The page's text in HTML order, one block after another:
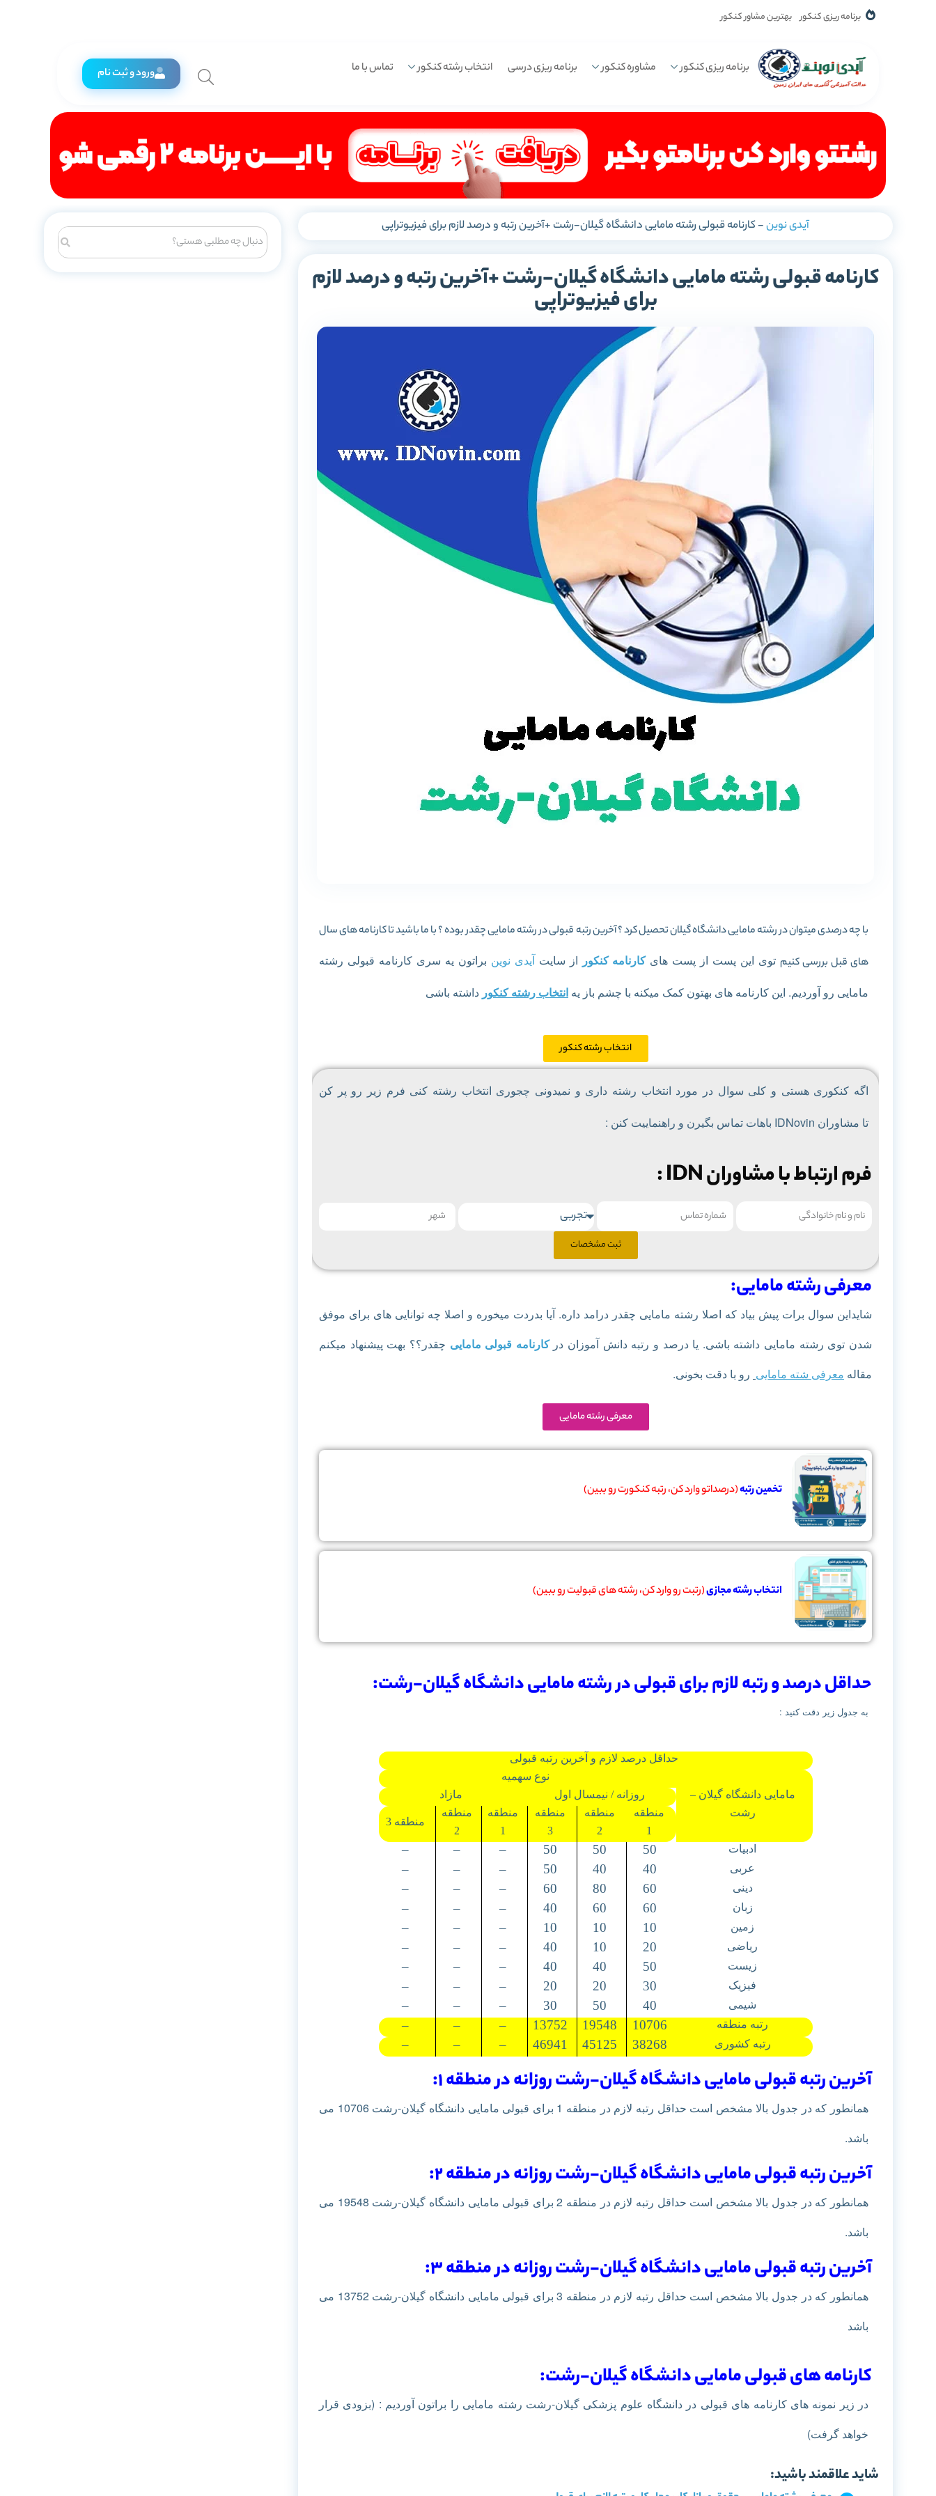
برنامه ریزی کنکور بهترین مشاور کنکور
برنامه ریزی کنکور مشاوره کنکور برنامه ریزی درسی انتخاب رشته کنکور تماس با ما ورود و ثبت نام
آیدی نوین-کارنامه قبولی رشته مامایی دانشگاه گیلان-رشت +آخرین رتبه و درصد لازم برای فیزیوتراپی
کارنامه قبولی رشته مامایی دانشگاه گیلان-رشت +آخرین رتبه و درصد لازم
برای فیزیوتراپی
با چه درصدی میتوان در رشته مامایی دانشگاه گیلان تحصیل کرد ؟ آخرین رتبه قبولی در رشته مامایی چقدر بوده ؟ با ما باشید تا کارنامه های سال
های قبل بررسی کنیم توی این پست از پست هایکارنامه کنکور از سایتآیدی نوین براتون یه سری کارنامه قبولی رشته
مامایی رو آوردیم. این کارنامه های بهتون کمک میکنه با چشم باز یه انتخاب رشته کنکور داشته باشی
انتخاب رشته کنکور
اگه کنکوری هستی و کلی سوال در مورد انتخاب رشته داری و نمیدونی چجوری انتخاب رشته کنی فرم زیر رو پر کن
تا مشاوران IDNovin باهات تماس بگیرن و راهنماییت کنن :
فرم ارتباط با مشاوران IDN :
ثبت مشخصات
معرفی رشته مامایی:
شایداین سوال برات پیش بیاد که اصلا رشته مامایی چقدر درامد داره. آیا بدردت میخوره و اصلا چه توانایی های برای موفق
شدن توی رشته مامایی داشته باشی. یا درصد و رتبه دانش آموزان درکارنامه قبولی مامایی چقدر؟؟ بهت پیشنهاد میکنم
مقاله معرفی شته مامایی رو با دقت بخونی.
معرفی رشته مامایی
تخمین رتبه(درصداتو وارد کن، رتبه کنکورت رو ببین)
انتخاب رشته مجازی(رتبت رو وارد کن، رشته های قبولیت رو ببین)
حداقل درصد و رتبه لازم برای قبولی در رشته مامایی دانشگاه گیلان-رشت:
به جدول زیر دقت کنید :
حداقل درصد لازم و آخرین رتبه قبولی
مامایی دانشگاه گیلان –
رشت
نوع سهمیه
روزانه / نیمسال اول
مازاد
منطقه
1
منطقه
2
منطقه
3
منطقه
1
منطقه
2
منطقه 3
ادبیات 50
50
50
–
–
–
عربی 40
40
50
–
–
–
دینی 60
80
60
–
–
–
زبان 60
60
40
–
–
–
زمین 10
10
10
–
–
–
ریاضی 20
10
40
–
–
–
زیست 50
40
40
–
–
–
فیزیک 30
20
20
–
–
–
شیمی 40
50
30
–
–
–
رتبه منطقه 10706
19548
13752
–
–
–
رتبه کشوری 38268
45125
46941
–
–
–
آخرین رتبه قبولی مامایی دانشگاه گیلان-رشت روزانه در منطقه 1:
همانطور که در جدول بالا مشخص است حداقل رتبه لازم در منطقه 1
برای قبولی مامایی دانشگاه گیلان-رشت 10706 می
باشد.
آخرین رتبه قبولی مامایی دانشگاه گیلان-رشت روزانه در منطقه 2:
همانطور که در جدول بالا مشخص است حداقل رتبه لازم در منطقه 2
برای قبولی مامایی دانشگاه گیلان-رشت 19548 می
باشد.
آخرین رتبه قبولی مامایی دانشگاه گیلان-رشت روزانه در منطقه 3:
همانطور که در جدول بالا مشخص است حداقل رتبه لازم در منطقه 3 برای قبولی مامایی دانشگاه گیلان-رشت 13752 می
باشد
کارنامه های قبولی مامایی دانشگاه گیلان-رشت:
در زیر نمونه های کارنامه های قبولی در دانشگاه علوم پزشکی گیلان-رشت رشته مامایی را براتون آوردیم : (بزودی قرار
خواهد گرفت)
شاید علاقمند باشید: